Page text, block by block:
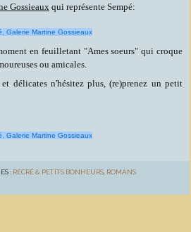
Gossieaux qui représente Sempé:
Galerie Martine Gossieaux
en feuilletant "Ames soeurs" qui croque
ou amicales.
et délicates n'hésitez plus, (re)prenez un petit
Galerie Martine Gossieaux
: RÉCRÉ & PETITS BONHEURS, ROMANS